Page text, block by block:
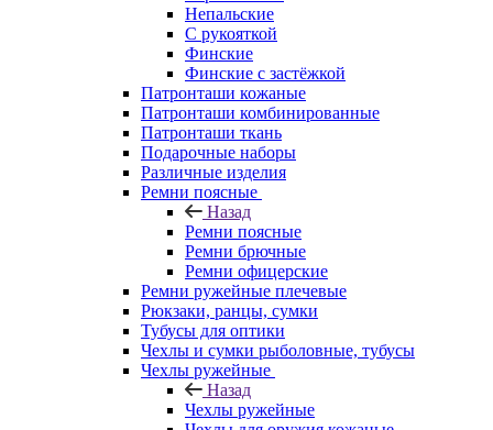
Непальские
С рукояткой
Финские
Финские с застёжкой
Патронташи кожаные
Патронташи комбинированные
Патронташи ткань
Подарочные наборы
Различные изделия
Ремни поясные
Назад
Ремни поясные
Ремни брючные
Ремни офицерские
Ремни ружейные плечевые
Рюкзаки, ранцы, сумки
Тубусы для оптики
Чехлы и сумки рыболовные, тубусы
Чехлы ружейные
Назад
Чехлы ружейные